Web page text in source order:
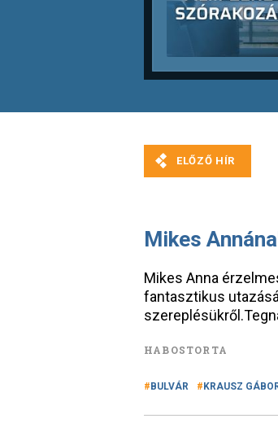
Mikes
Mikes Anna
fantasztikus
HABOSTORTA
BULVÁR KRAUSZ